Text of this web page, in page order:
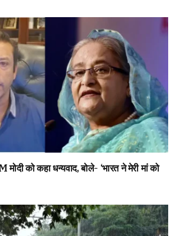
को कहा धन्यवाद, बोले- ‘भारत ने मेरी मां को